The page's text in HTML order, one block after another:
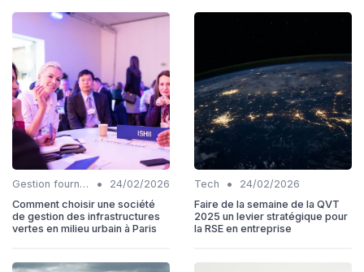
Gestion fournisseurs •
24/02/2026
Comment choisir une société
de gestion des infrastructures
vertes en milieu urbain à Paris
Tech •
24/02/2026
Faire de la semaine de la QVT
2025 un levier stratégique pour
la RSE en entreprise